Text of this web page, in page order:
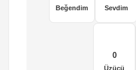
Beğendim Sevdim
0
Üzücü